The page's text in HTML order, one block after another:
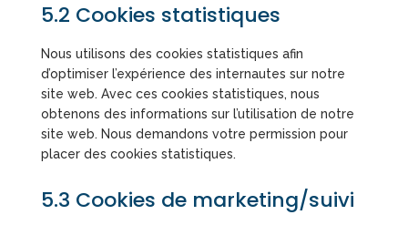
5.2 Cookies statistiques
Nous utilisons des cookies statistiques afin
d’optimiser l’expérience des internautes sur notre
site web. Avec ces cookies statistiques, nous
obtenons des informations sur l’utilisation de notre
site web. Nous demandons votre permission pour
placer des cookies statistiques.
5.3 Cookies de marketing/suivi